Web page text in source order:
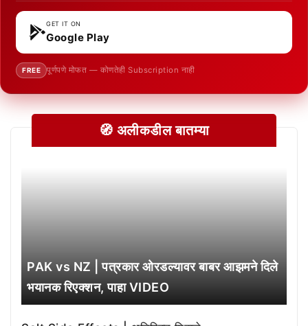
GET IT ON
Google Play
FREE पूर्णपणे मोफत — कोणतेही Subscription नाही
🧭 अलीकडील बातम्या
PAK vs NZ | पत्रकार ओरडल्यावर बाबर आझमने दिले
भयानक रिएक्शन, पाहा VIDEO